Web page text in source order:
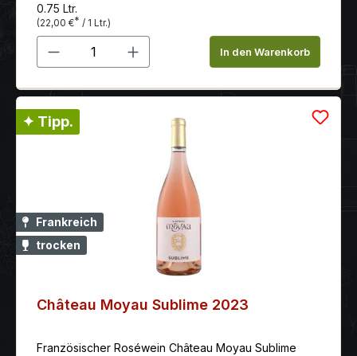
0.75 Ltr.
(22,00 €* / 1 Ltr.)
Produkt Anzahl: Gib denIn den Warenkorb
✦ Tipp.
Frankreich
trocken
Château Moyau Sublime 2023
Französischer Roséwein Château Moyau Sublime